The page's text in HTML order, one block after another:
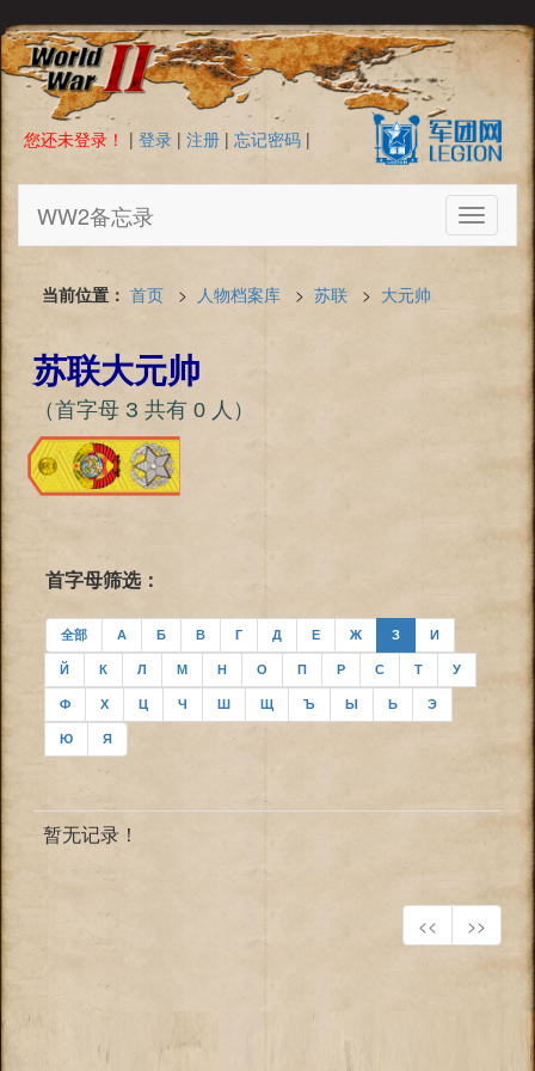
您还未登录！ | 登录 | 注册 | 忘记密码 |
Toggle
WW2备忘录
当前位置： 首页 > 人物档案库 > 苏联 > 大元帅
苏联大元帅
（首字母 З 共有 0 人）
首字母筛选：
全部 А Б В Г Д Е Ж З И
Й К Л М Н О П Р С Т У
Ф Х Ц Ч Ш Щ Ъ Ы Ь Э
Ю Я
暂无记录！
<< >>